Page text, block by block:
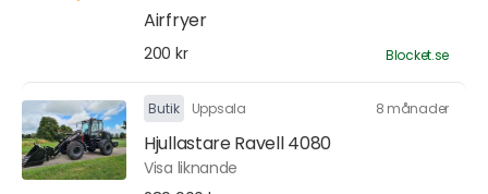
Airfryer
200 kr Blocket.se
Butik Uppsala 8 månader
Hjullastare Ravell 4080
Visa liknande